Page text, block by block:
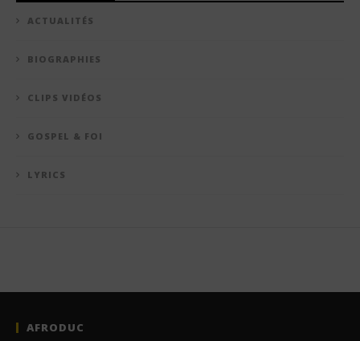
ACTUALITÉS
BIOGRAPHIES
CLIPS VIDÉOS
GOSPEL & FOI
LYRICS
AFRODUC